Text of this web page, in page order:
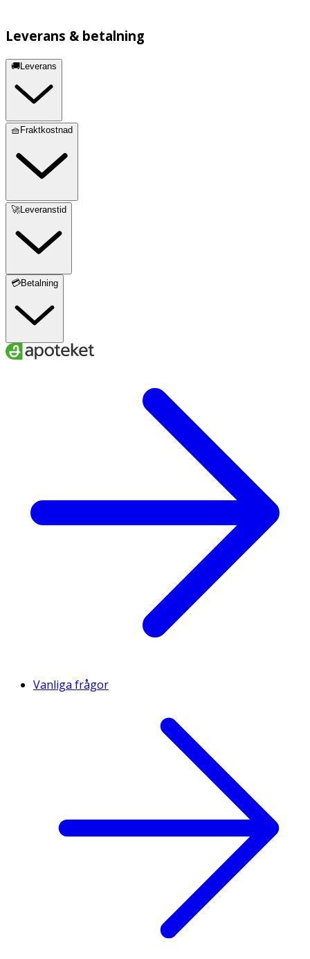
Leverans & betalning
🚚Leverans
🧺Fraktkostnad
🚀Leveranstid
💳Betalning
Vanliga frågor